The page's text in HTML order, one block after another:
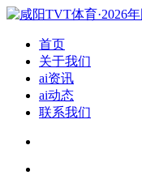
首页
关于我们
ai资讯
ai动态
联系我们